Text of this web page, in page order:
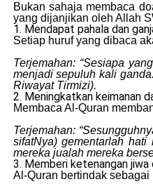
Bukan sahaja membaca
yang dijanjikan oleh Allah
1. Mendapat pahala dan
Setiap huruf yang dibaca
Terjemahan: “Sesiapa
menjadi sepuluh kali
Riwayat Tirmizi).
2. Meningkatkan keimanan
Membaca Al-Quran
Terjemahan:
sifatNya) gementarlah
mereka jualah mereka
3. Memberi ketenangan jiwa
Al-Quran bertindak